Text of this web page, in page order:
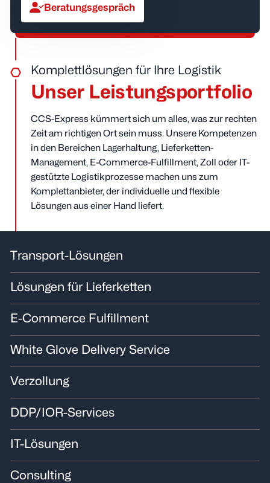
Beratungsgespräch
Unser Leistungsportfolio
Komplettlösungen für Ihre Logistik
CCS-Express kümmert sich um alles, was zur rechten
Zeit am richtigen Ort sein muss. Unsere Kompetenzen
in den Bereichen Lagerhaltung, Lieferketten-
Management, E-Commerce-Fulfillment, Zoll oder IT-
gestützte Logistikprozesse machen uns zum
Komplettanbieter, der individuelle und flexible
Lösungen aus einer Hand liefert.
Transport-Lösungen
Lösungen für Lieferketten
E-Commerce Fulfillment
White Glove Delivery Service
Verzollung
DDP/IOR-Services
IT-Lösungen
Consulting